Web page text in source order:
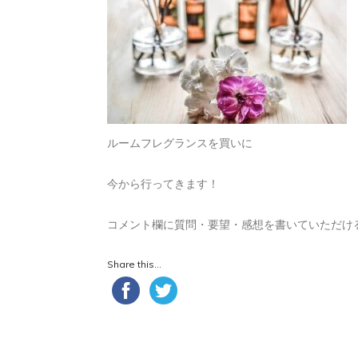
ルームフレグランスを買いに
今から行ってきます！
コメント欄に質問・要望・感想を書いていただけ
Share this...